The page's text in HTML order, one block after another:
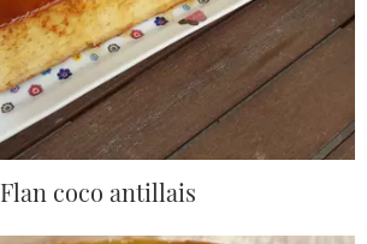
Flan coco antillais